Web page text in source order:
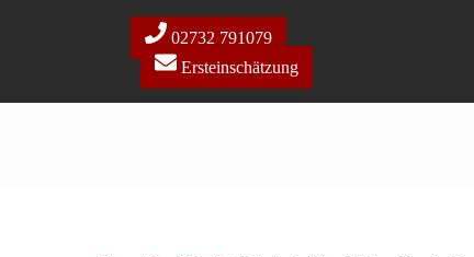
02732 791079
Ersteinschätzung